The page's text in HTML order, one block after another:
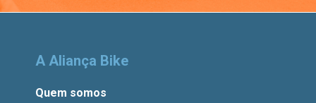
A Aliança Bike
Quem somos